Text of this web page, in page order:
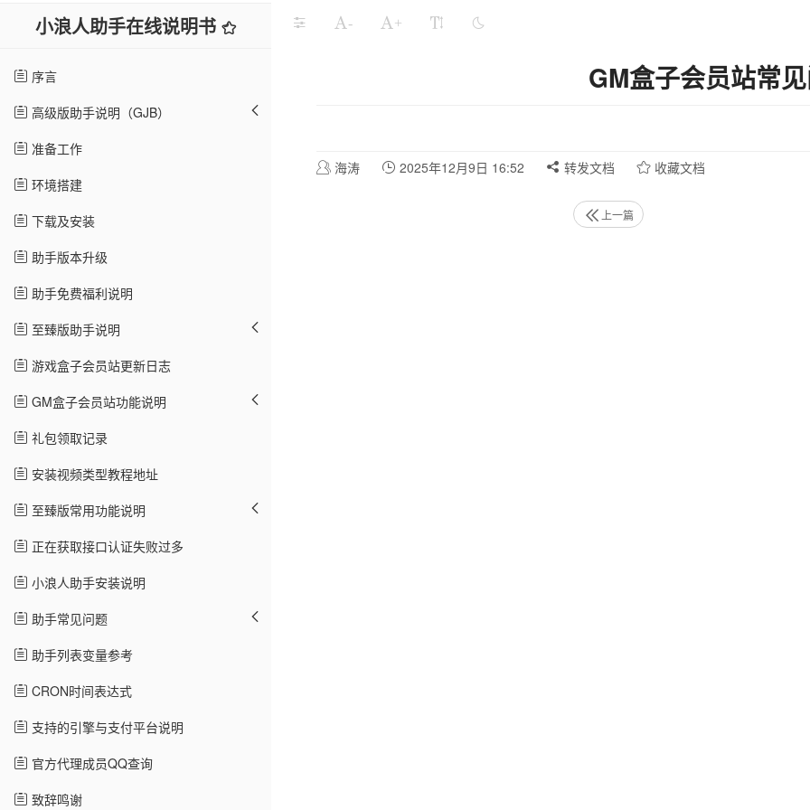
小浪人助手在线说明书
序言
高级版助手说明（GJB）
准备工作
环境搭建
下载及安装
助手版本升级
助手免费福利说明
至臻版助手说明
游戏盒子会员站更新日志
GM盒子会员站功能说明
礼包领取记录
安装视频类型教程地址
至臻版常用功能说明
正在获取接口认证失败过多
小浪人助手安装说明
助手常见问题
助手列表变量参考
CRON时间表达式
支持的引擎与支付平台说明
官方代理成员QQ查询
致辞鸣谢
- +
GM盒子会员站常
海涛 2025年12月9日 16:52 转发文档 收藏文档
上一篇